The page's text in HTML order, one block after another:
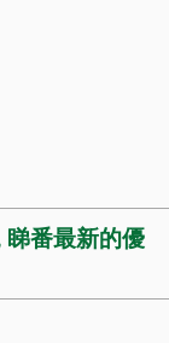
番最新的優